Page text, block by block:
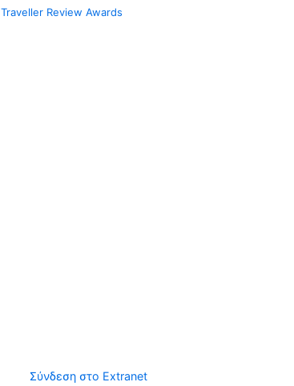
Traveller Review Awards
Σύνδεση στο Extranet